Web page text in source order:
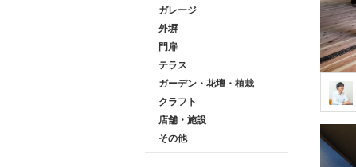
ガレージ
外塀
門扉
テラス
ガーデン・花壇・植栽
クラフト
店舗・施設
その他